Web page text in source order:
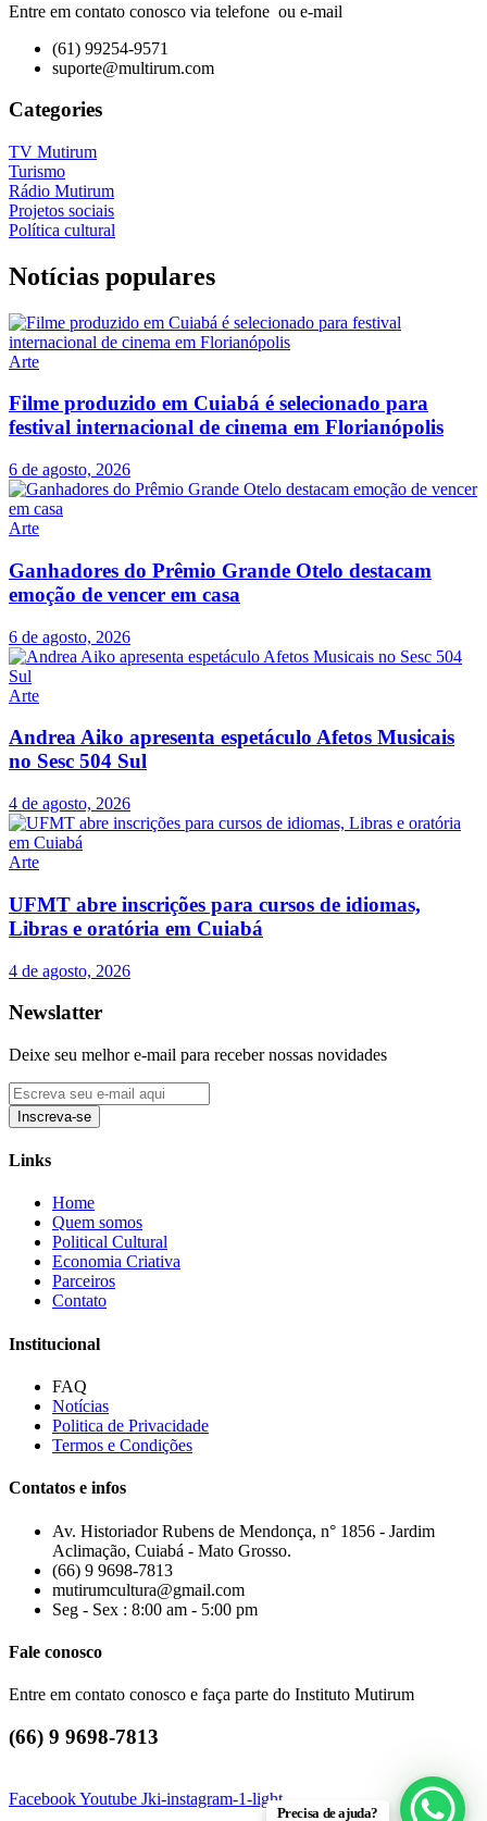
Entre em contato conosco via telefone ou e-mail
(61) 99254-9571
suporte@multirum.com
Categories
TV Mutirum
Turismo
Rádio Mutirum
Projetos sociais
Política cultural
Notícias populares
Arte
Filme produzido em Cuiabá é selecionado para
festival internacional de cinema em Florianópolis
6 de agosto, 2026
Arte
Ganhadores do Prêmio Grande Otelo destacam
emoção de vencer em casa
6 de agosto, 2026
Arte
Andrea Aiko apresenta espetáculo Afetos Musicais
no Sesc 504 Sul
4 de agosto, 2026
Arte
UFMT abre inscrições para cursos de idiomas,
Libras e oratória em Cuiabá
4 de agosto, 2026
Newslatter
Deixe seu melhor e-mail para receber nossas novidades
Inscreva-se
Links
Home
Quem somos
Political Cultural
Economia Criativa
Parceiros
Contato
Institucional
FAQ
Notícias
Politica de Privacidade
Termos e Condições
Contatos e infos
Av. Historiador Rubens de Mendonça, n° 1856 - Jardim
Aclimação, Cuiabá - Mato Grosso.
(66) 9 9698-7813
mutirumcultura@gmail.com
Seg - Sex : 8:00 am - 5:00 pm
Fale conosco
Entre em contato conosco e faça parte do Instituto Mutirum
(66) 9 9698-7813
FacebookYoutube Jki-instagram-1-light
Precisa de ajuda?